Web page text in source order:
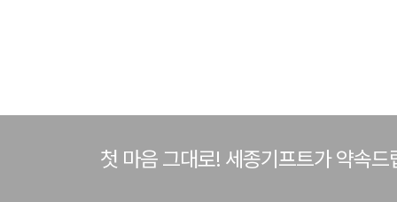
첫 마음 그대로! 세종기프트가 약속드